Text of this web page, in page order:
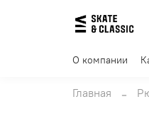
О компании
Главная